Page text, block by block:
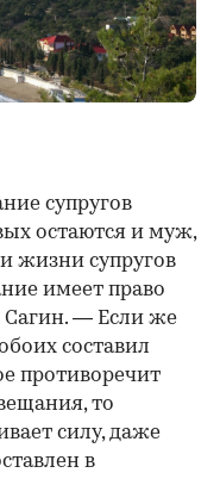
супругов
остаются и муж,
жизни супругов
имеет право
— Если же
составил
противоречит
то
силу, даже
в